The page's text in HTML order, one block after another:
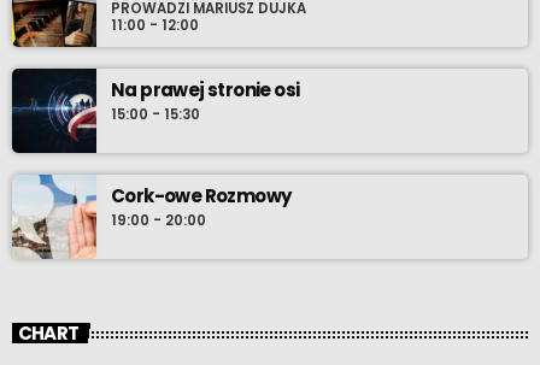
PROWADZI MARIUSZ DUJKA
11:00 - 12:00
Na prawej stronie osi
15:00 - 15:30
Cork-owe Rozmowy
19:00 - 20:00
CHART